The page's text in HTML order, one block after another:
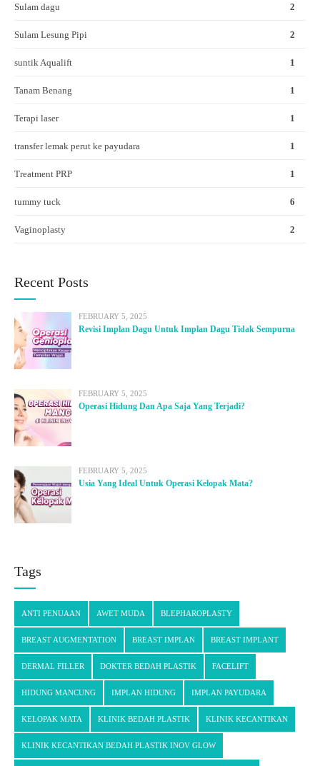
Sulam dagu 2
Sulam Lesung Pipi 2
suntik Aqualift 1
Tanam Benang 1
Terapi laser 1
transfer lemak perut ke payudara 1
Treatment PRP 1
tummy tuck 6
Vaginoplasty 2
Recent Posts
FEBRUARY 5, 2025
Revisi Implan Dagu Untuk Implan Dagu Tidak Sempurna
FEBRUARY 5, 2025
Operasi Hidung Dan Apa Saja Yang Terjadi?
FEBRUARY 5, 2025
Usia Yang Ideal Untuk Operasi Kelopak Mata?
Tags
ANTI PENUAAN AWET MUDA BLEPHAROPLASTY
BREAST AUGMENTATION BREAST IMPLAN BREAST IMPLANT
DERMAL FILLER DOKTER BEDAH PLASTIK FACELIFT
HIDUNG MANCUNG IMPLAN HIDUNG IMPLAN PAYUDARA
KELOPAK MATA KLINIK BEDAH PLASTIK KLINIK KECANTIKAN
KLINIK KECANTIKAN BEDAH PLASTIK INOV GLOW